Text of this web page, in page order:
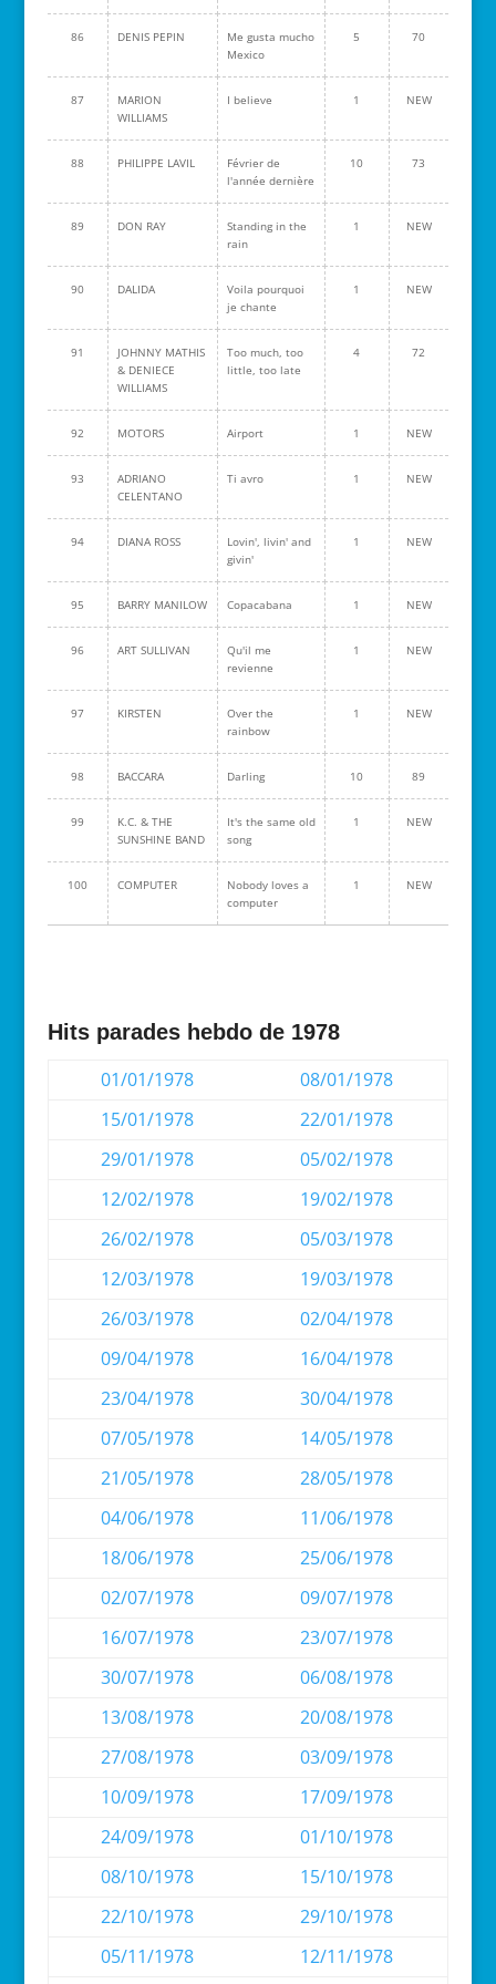
86 DENIS PEPIN
Me gusta mucho
Mexico
5 70
87
MARION
WILLIAMS
I believe 1 NEW
88 PHILIPPE LAVIL
Février de
l'année dernière
10 73
89 DON RAY
Standing in the
rain
1 NEW
90 DALIDA
Voila pourquoi
je chante
1 NEW
91
JOHNNY MATHIS
& DENIECE
WILLIAMS
Too much, too
little, too late
4 72
92 MOTORS Airport 1 NEW
93
ADRIANO
CELENTANO
Ti avro 1 NEW
94 DIANA ROSS
Lovin', livin' and
givin'
1 NEW
95 BARRY MANILOW Copacabana 1 NEW
96 ART SULLIVAN
Qu'il me
revienne
1 NEW
97 KIRSTEN
Over the
rainbow
1 NEW
98 BACCARA Darling 10 89
99
K.C. & THE
SUNSHINE BAND
It's the same old
song
1 NEW
100 COMPUTER
Nobody loves a
computer
1 NEW
Hits parades hebdo de 1978
01/01/1978
08/01/1978
15/01/1978
22/01/1978
29/01/1978
05/02/1978
12/02/1978
19/02/1978
26/02/1978
05/03/1978
12/03/1978
19/03/1978
26/03/1978
02/04/1978
09/04/1978
16/04/1978
23/04/1978
30/04/1978
07/05/1978
14/05/1978
21/05/1978
28/05/1978
04/06/1978
11/06/1978
18/06/1978
25/06/1978
02/07/1978
09/07/1978
16/07/1978
23/07/1978
30/07/1978
06/08/1978
13/08/1978
20/08/1978
27/08/1978
03/09/1978
10/09/1978
17/09/1978
24/09/1978
01/10/1978
08/10/1978
15/10/1978
22/10/1978
29/10/1978
05/11/1978
12/11/1978